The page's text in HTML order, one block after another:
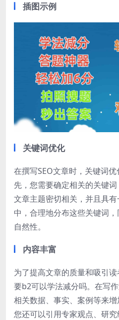
插图示例
关键词优化
在撰写SEO文章时，关键词
先，您需要确定相关的关键
文章主题密切相关，并且具
中，合理地分布这些关键词
自然性。
内容丰富
为了提高文章的质量和吸引
要b2可以学法减分吗。在写
相关数据、事实、案例等来增
您还可以引用专家观点、研究